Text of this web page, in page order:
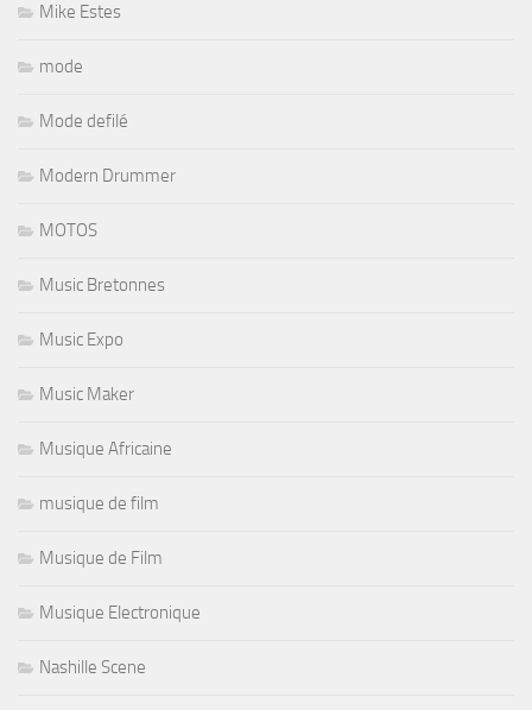
Mike Estes
mode
Mode defilé
Modern Drummer
MOTOS
Music Bretonnes
Music Expo
Music Maker
Musique Africaine
musique de film
Musique de Film
Musique Electronique
Nashille Scene